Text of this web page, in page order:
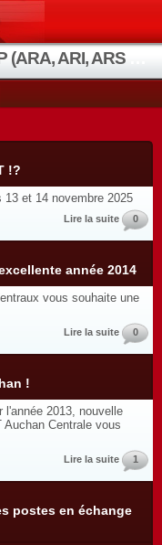
!?
et 14 novembre 2025
Lire la suite 0
année 2014
vous souhaite une
Lire la suite 0
!
l'année 2013, nouvelle
Centrale vous
Lire la suite 1
postes en échange